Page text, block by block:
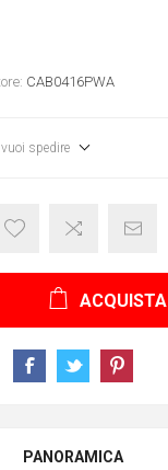
CAB0416PWA
spedire
ACQUISTA
PANORAMICA